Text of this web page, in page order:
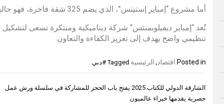
أما مشروع “إمباير إستيتس”، الذي يضم 325 شقة فاخرة، فهو حالياً في مرحلة متقدمة من الإنشاء ومن المقرر اكتماله في عام 2026.
تُعد “إمباير ديفيلوبمنتس” شركة ديناميكية ومبتكرة تسعى
تنظيمي واضح يهدف إلى تعزيز الكفاءة والتعاون
Posted in اقتصاد, الرئيسية Tagged #دبي
تصفّح
المقالات
الشارقة الدولي للكتاب 2025 يفتح باب الحجز للمشاركة في سلسلة ورش عمل
حصرية يقدمها خبراء عالميون